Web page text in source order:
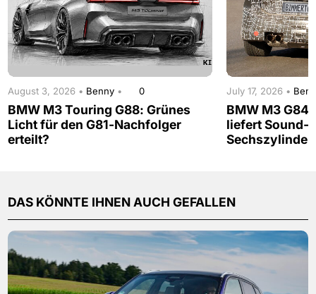
August 3, 2026 • Benny • 0
BMW M3 Touring G88: Grünes
Licht für den G81-Nachfolger
erteilt?
July 17, 2026 •
BMW M3
liefert Sound-
Sechszylinder
DAS KÖNNTE IHNEN AUCH GEFALLEN